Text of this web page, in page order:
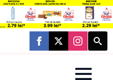
Search
for: